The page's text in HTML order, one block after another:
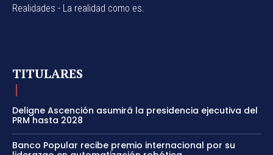
Realidades - La realidad como es.
TITULARES
Deligne Ascención asumirá la presidencia ejecutiva del
PRM hasta 2028
Banco Popular recibe premio internacional por su